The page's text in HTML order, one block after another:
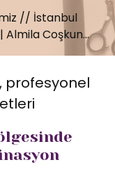
// İstanbul
Coşkun...
profesyonel